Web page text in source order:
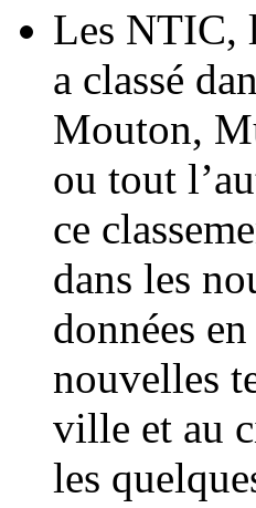
Les NTIC,
a classé
Mouton,
ou tout
ce
dans les
données
nouvelles
ville et au
les